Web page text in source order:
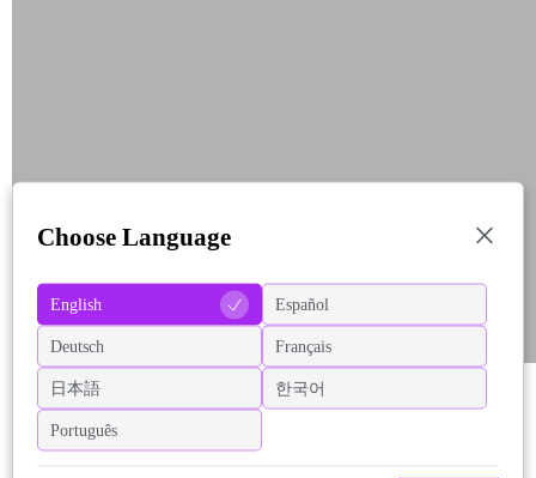
Choose Language
English Español
Deutsch Français
日本語 한국어
Português